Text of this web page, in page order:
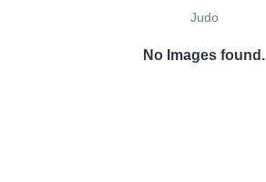
Judo
No Images found.